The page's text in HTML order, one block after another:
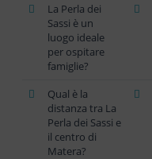
La Perla dei
Sassi è un
luogo ideale
per ospitare
famiglie?
Qual è la
distanza tra La
Perla dei Sassi e
il centro di
Matera?